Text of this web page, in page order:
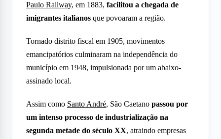
Paulo Railway, em 1883, facilitou a chegada de
imigrantes italianos que povoaram a região.
Tornado distrito fiscal em 1905, movimentos
emancipatórios culminaram na independência do
município em 1948, impulsionada por um abaixo-
assinado local.
Assim como Santo André, São Caetano passou por
um intenso processo de industrialização na
segunda metade do século XX, atraindo empresas